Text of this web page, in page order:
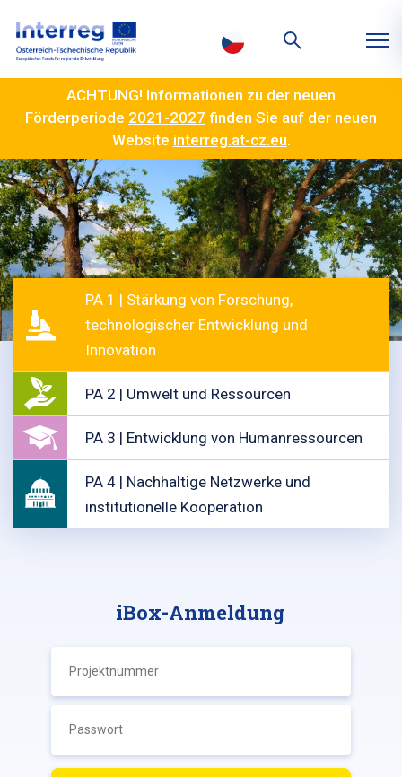
ACHTUNG! Informationen zu der neuen
Förderperiode 2021-2027 finden Sie auf der neuen
Website interreg.at-cz.eu.
PA 1 | Stärkung von Forschung,
technologischer Entwicklung und
Innovation
PA 2 | Umwelt und Ressourcen
PA 3 | Entwicklung von Humanressourcen
PA 4 | Nachhaltige Netzwerke und
institutionelle Kooperation
iBox-Anmeldung